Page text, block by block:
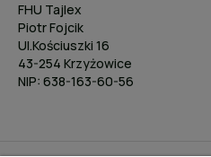
FHU Tajlex
Piotr Fojcik
Ul.Kościuszki 16
43-254 Krzyżowice
NIP: 638-163-60-56